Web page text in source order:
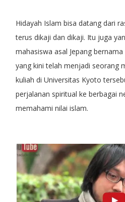
Hidayah Islam bisa datang dari
terus dikaji dan dikaji. Itu juga
mahasiswa asal Jepang
yang kini telah menjadi seorang
kuliah di Universitas Kyoto
perjalanan spiritual ke berbagai
memahami nilai islam.